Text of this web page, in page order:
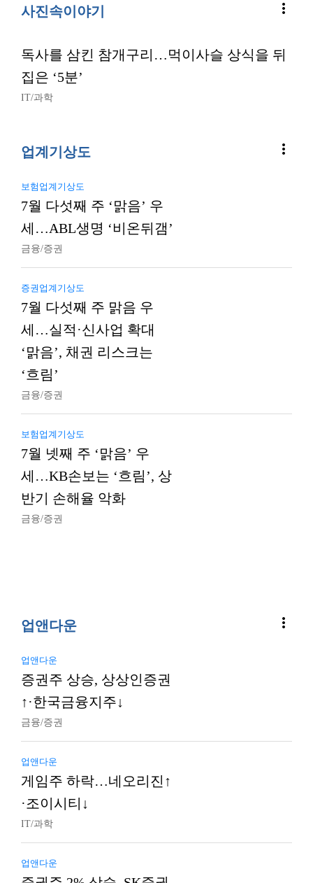
사진속이야기 more_vert
독사를 삼킨 참개구리…먹이사슬 상식을 뒤
집은 ‘5분’
IT/과학
업계기상도 more_vert
보험업계기상도
7월 다섯째 주 ‘맑음’ 우
세…ABL생명 ‘비온뒤갬’
금융/증권
증권업계기상도
7월 다섯째 주 맑음 우
세…실적·신사업 확대
‘맑음’, 채권 리스크는
‘흐림’
금융/증권
보험업계기상도
7월 넷째 주 ‘맑음’ 우
세…KB손보는 ‘흐림’, 상
반기 손해율 악화
금융/증권
업앤다운 more_vert
업앤다운
증권주 상승, 상상인증권
↑·한국금융지주↓
금융/증권
업앤다운
게임주 하락…네오리진↑
·조이시티↓
IT/과학
업앤다운